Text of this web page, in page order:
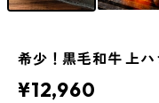
希少！黒毛和牛 上
¥12,960